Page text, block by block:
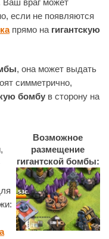
если не появляются
прямо на гигантскую
, она может выдать
симметрично,
бомбу в сторону на
Возможное
размещение
гигантской бомбы: